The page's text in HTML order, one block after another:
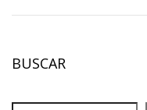
BUSCAR